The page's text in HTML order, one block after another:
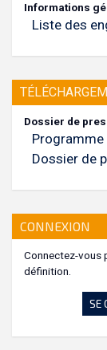
Informations
Liste des
Dossier de
Programme
Dossier de
CONNEXION
Connectez-vous
définition.
SE